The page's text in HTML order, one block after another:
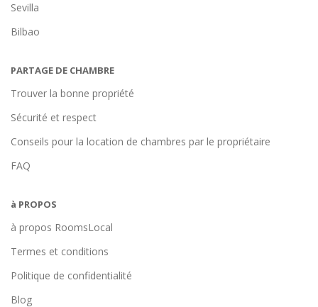
Sevilla
Bilbao
PARTAGE DE CHAMBRE
Trouver la bonne propriété
Sécurité et respect
Conseils pour la location de chambres par le propriétaire
FAQ
à PROPOS
à propos RoomsLocal
Termes et conditions
Politique de confidentialité
Blog